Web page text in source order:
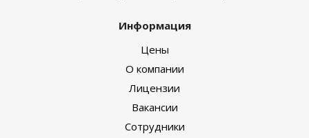
Информация
Цены
О компании
Лицензии
Вакансии
Сотрудники